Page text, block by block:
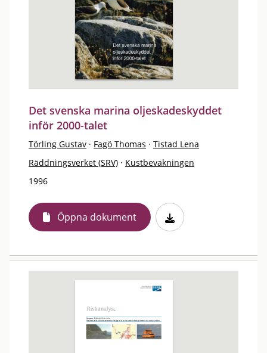
Det svenska marina oljeskadeskyddet
inför 2000-talet
Törling Gustav · Fagö Thomas · Tistad Lena
Räddningsverket (SRV) · Kustbevakningen
1996
Öppna dokument